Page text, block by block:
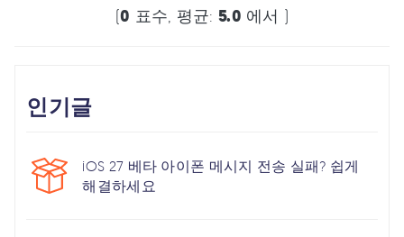
(0 표수, 평균: 5.0 에서 )
인기글
iOS 27 베타 아이폰 메시지 전송 실패? 쉽게
해결하세요